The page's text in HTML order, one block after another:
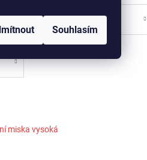
Souhlasím
Komín s
ventilační
šachtou Prima
AIR
miska vysoká